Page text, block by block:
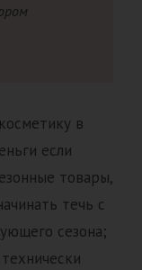
в
если
товары,
течь с
сезона;